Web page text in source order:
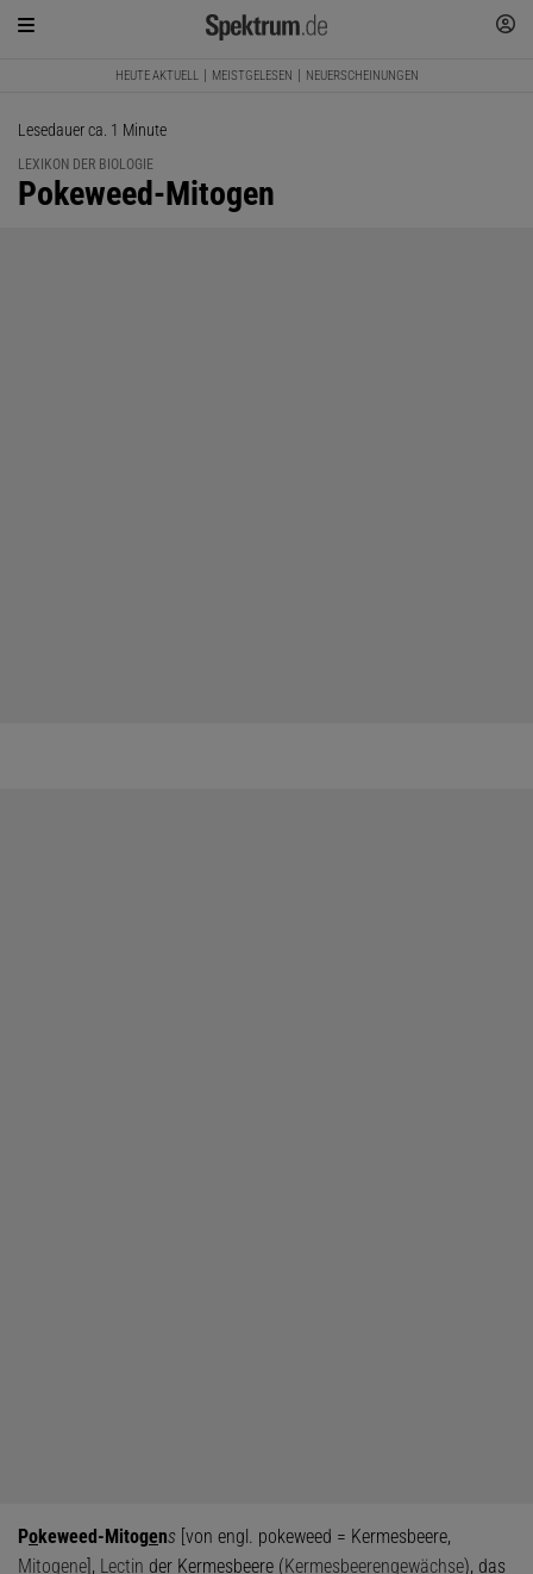
HEUTE AKTUELL MEISTGELESEN NEUERSCHEINUNGEN
Lesedauer ca. 1 Minute
LEXIKON DER BIOLOGIE
:
Pokeweed-Mitogen
Pokeweed-Mitogens [von engl. pokeweed = Kermesbeere,
Mitogene], Lectin der Kermesbeere (Kermesbeerengewächse), das